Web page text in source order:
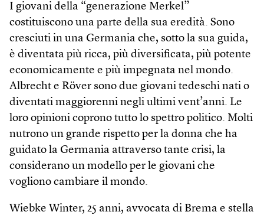
I giovani della “generazione Merkel”
costituiscono una parte della sua eredità. Sono
cresciuti in una Germania che, sotto la sua guida,
è diventata più ricca, più diversificata, più potente
economicamente e più impegnata nel mondo.
Albrecht e Röver sono due giovani tedeschi nati o
diventati maggiorenni negli ultimi vent’anni. Le
loro opinioni coprono tutto lo spettro politico. Molti
nutrono un grande rispetto per la donna che ha
guidato la Germania attraverso tante crisi, la
considerano un modello per le giovani che
vogliono cambiare il mondo.
Wiebke Winter, 25 anni, avvocata di Brema e stella